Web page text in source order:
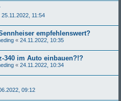
25.11.2022, 11:54
empfehlenswert?
« 24.11.2022, 10:35
340 im Auto einbauen?!?
« 24.11.2022, 10:34
09:12